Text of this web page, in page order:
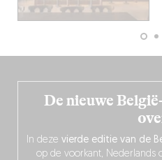
De nieuwe
In deze vierde editie van de
op de voorkant, Nederlands